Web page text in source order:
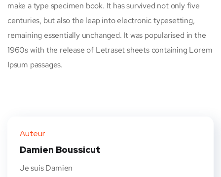
make a type specimen book. It has survived not only five
centuries, but also the leap into electronic typesetting,
remaining essentially unchanged. It was popularised in the
1960s with the release of Letraset sheets containing Lorem
Ipsum passages.
Auteur
Damien Boussicut
Je suis Damien